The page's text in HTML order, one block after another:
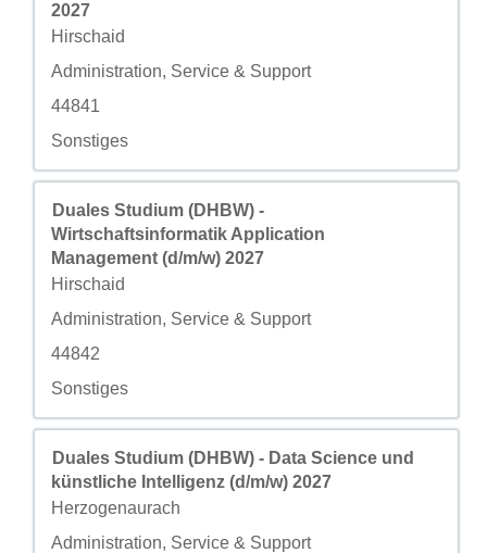
2027
Città
Hirschaid
Campo personalizzato 2
Administration, Service & Support
Campo personalizzato 3
44841
Campo personalizzato 4
Sonstiges
Titolo
Duales Studium (DHBW) -
Wirtschaftsinformatik Application
Management (d/m/w) 2027
Città
Hirschaid
Campo personalizzato 2
Administration, Service & Support
Campo personalizzato 3
44842
Campo personalizzato 4
Sonstiges
Effettuare una selezione con la barra spaziatrice per
Titolo
Duales Studium (DHBW) - Data Science und
künstliche Intelligenz (d/m/w) 2027
Città
Herzogenaurach
Campo personalizzato 2
Administration, Service & Support
Effettuare una selezione con la barra spaziatrice per